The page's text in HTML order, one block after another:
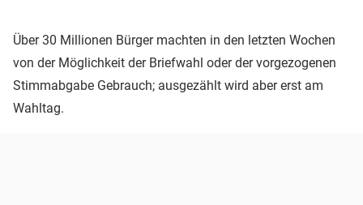
Über 30 Millionen Bürger machten in den letzten Wochen
von der Möglichkeit der Briefwahl oder der vorgezogenen
Stimmabgabe Gebrauch; ausgezählt wird aber erst am
Wahltag.